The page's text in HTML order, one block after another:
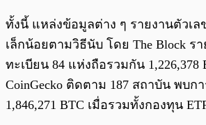
ทั้งนี้ แหล่งข้อมูลต่าง ๆ รายงานตัวเ
เล็กน้อยตามวิธีนับ โดย The Block ร
ทะเบียน 84 แห่งถือรวมกัน
CoinGecko ติดตาม 187 สถาบัน พบก
1,846,271 BTC เมื่อรวมทั้งกองทุน